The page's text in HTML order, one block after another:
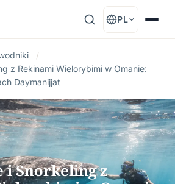
PL
z Rekinami Wielorybimi w Omanie:
Daymanijjat
i Snorkeling z